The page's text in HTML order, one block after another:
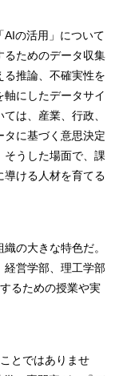
AIの活用」について
るためのデータ収集
推論、不確実性を
にしたデータサイ
は、産業、⾏政、
に基づく意思決定
そうした場⾯で、課
導ける⼈材を育てる
の大きな特色だ。
経営学部、理工学部
るための授業や実
とではありませ